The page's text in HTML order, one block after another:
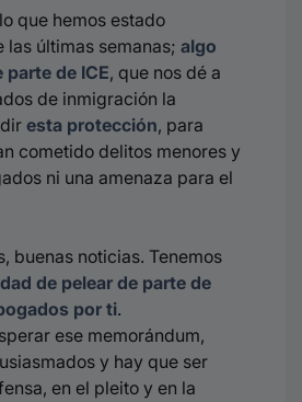
que hemos estado
las últimas semanas; algo
de ICE, que nos dé a
de inmigración la
esta protección, para
cometido delitos menores y
ni una amenaza para el
buenas noticias. Tenemos
de pelear de parte de
por ti.
ese memorándum,
y hay que ser
en el pleito y en la